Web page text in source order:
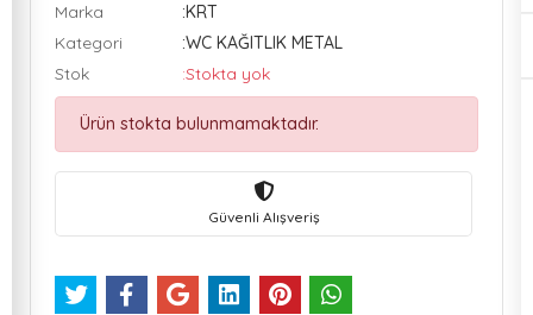
Marka
:KRT
Kategori
:WC KAĞITLIK METAL
Stok
:Stokta yok
Ürün stokta bulunmamaktadır.
Güvenli Alışveriş